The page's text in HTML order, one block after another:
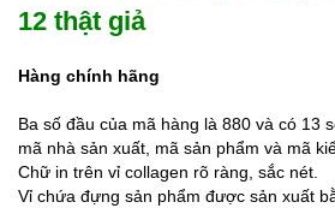
12 thật giả
Hàng chính hãng
Ba số đầu của mã hàng là 880 và có 13
mã nhà sản xuất, mã sản phẩm và mã
Chữ in trên vỉ collagen rõ ràng, sắc nét.
Vỉ chứa đựng sản phẩm được sản xuất